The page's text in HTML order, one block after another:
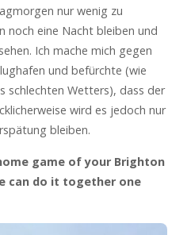
nur wenig zu
noch eine Nacht bleiben und
Ich mache mich gegen
und befürchte (wie
schlechten Wetters), dass der
wird es jedoch nur
bleiben.
game of your Brighton
can do it together one